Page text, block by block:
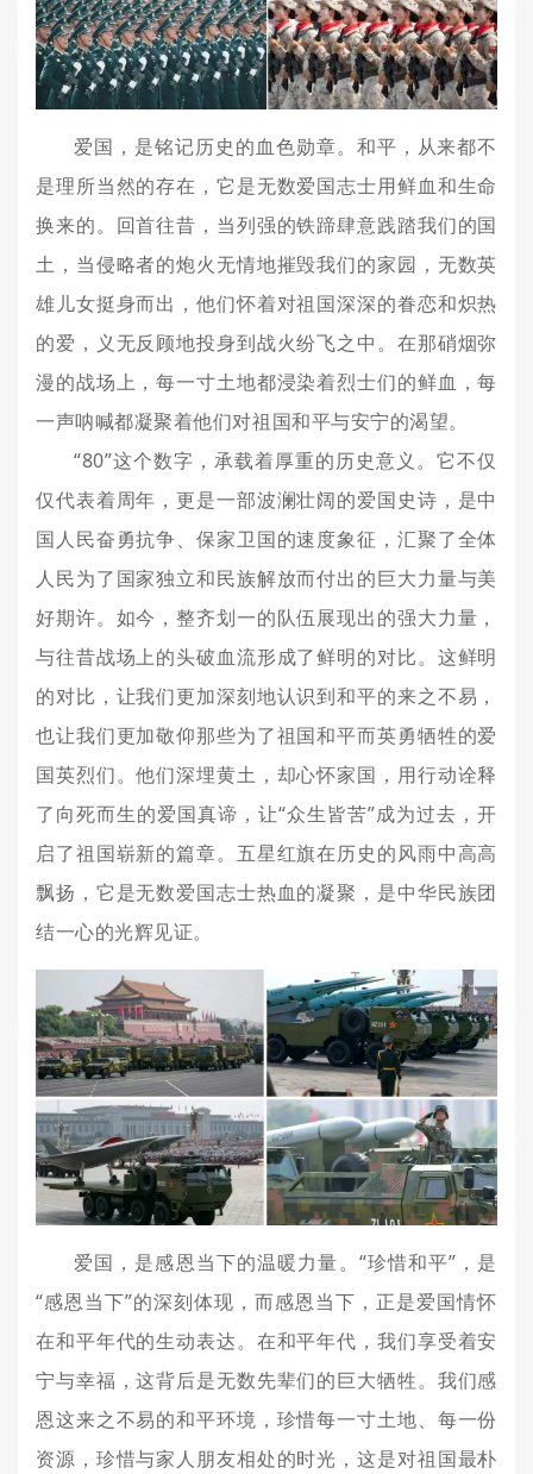
爱国，是铭记历史的血色勋章。和平，从来都不
是理所当然的存在，它是无数爱国志士用鲜血和生命
换来的。回首往昔，当列强的铁蹄肆意践踏我们的国
土，当侵略者的炮火无情地摧毁我们的家园，无数英
雄儿女挺身而出，他们怀着对祖国深深的眷恋和炽热
的爱，义无反顾地投身到战火纷飞之中。在那硝烟弥
漫的战场上，每一寸土地都浸染着烈士们的鲜血，每
一声呐喊都凝聚着他们对祖国和平与安宁的渴望。
“80”这个数字，承载着厚重的历史意义。它不仅
仅代表着周年，更是一部波澜壮阔的爱国史诗，是中
国人民奋勇抗争、保家卫国的速度象征，汇聚了全体
人民为了国家独立和民族解放而付出的巨大力量与美
好期许。如今，整齐划一的队伍展现出的强大力量，
与往昔战场上的头破血流形成了鲜明的对比。这鲜明
的对比，让我们更加深刻地认识到和平的来之不易，
也让我们更加敬仰那些为了祖国和平而英勇牺牲的爱
国英烈们。他们深埋黄土，却心怀家国，用行动诠释
了向死而生的爱国真谛，让“众生皆苦”成为过去，开
启了祖国崭新的篇章。五星红旗在历史的风雨中高高
飘扬，它是无数爱国志士热血的凝聚，是中华民族团
结一心的光辉见证。
爱国，是感恩当下的温暖力量。“珍惜和平”，是
“感恩当下”的深刻体现，而感恩当下，正是爱国情怀
在和平年代的生动表达。在和平年代，我们享受着安
宁与幸福，这背后是无数先辈们的巨大牺牲。我们感
恩这来之不易的和平环境，珍惜每一寸土地、每一份
资源，珍惜与家人朋友相处的时光，这是对祖国最朴